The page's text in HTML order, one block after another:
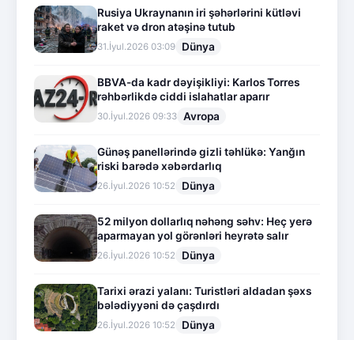
Rusiya Ukraynanın iri şəhərlərini kütləvi
raket və dron atəşinə tutub
31.İyul.2026 03:09 Dünya
BBVA-da kadr dəyişikliyi: Karlos Torres
rəhbərlikdə ciddi islahatlar aparır
30.İyul.2026 09:33 Avropa
Günəş panellərində gizli təhlükə: Yanğın
riski barədə xəbərdarlıq
26.İyul.2026 10:52 Dünya
52 milyon dollarlıq nəhəng səhv: Heç yerə
aparmayan yol görənləri heyrətə salır
26.İyul.2026 10:52 Dünya
Tarixi ərazi yalanı: Turistləri aldadan şəxs
bələdiyyəni də çaşdırdı
26.İyul.2026 10:52 Dünya